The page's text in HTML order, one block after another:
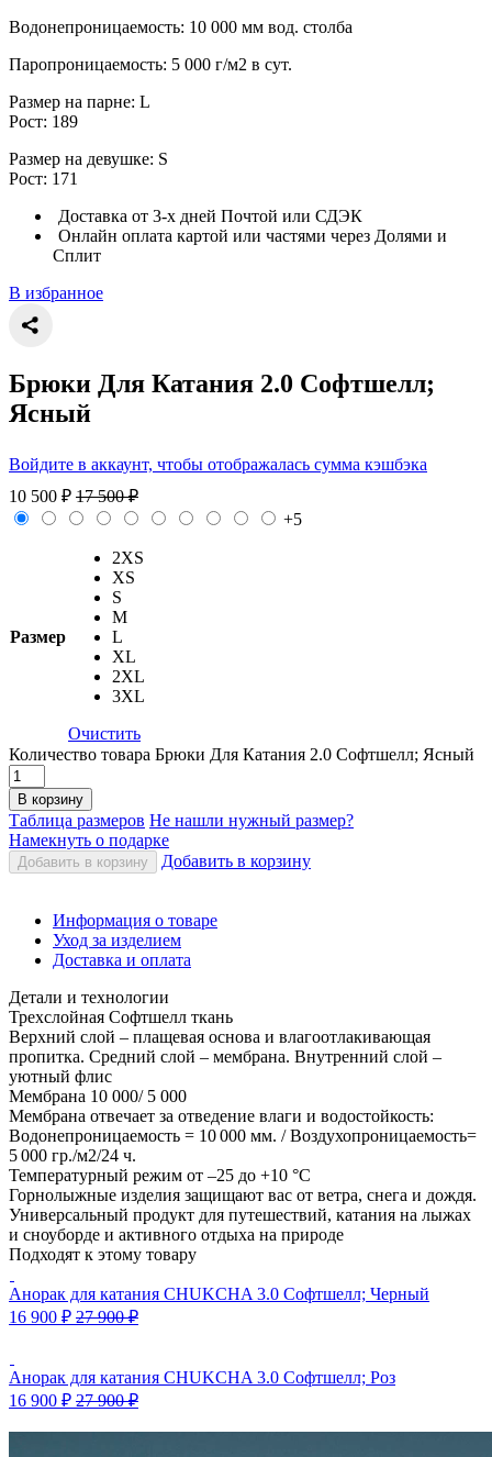
Водонепроницаемость: 10 000 мм вод. столба
Паропроницаемость: 5 000 г/м2 в сут.
Размер на парне: L
Рост: 189
Размер на девушке: S
Рост: 171
Доставка от 3-х дней Почтой или СДЭК
Онлайн оплата картой или частями через Долями и
Сплит
В избранное
Брюки Для Катания 2.0 Софтшелл;
Ясный
Войдите в аккаунт, чтобы отображалась сумма кэшбэка
10 500 ₽ 17 500₽
+5
Размер
2XS
XS
S
M
L
XL
2XL
3XL
Очистить
Количество товара Брюки Для Катания 2.0 Софтшелл; Ясный
В корзину
Таблица размеров Не нашли нужный размер?
Намекнуть о подарке
Добавить в корзину Добавить в корзину
Информация о товаре
Уход за изделием
Доставка и оплата
Детали и технологии
Трехслойная Софтшелл ткань
Верхний слой – плащевая основа и влагоотлакивающая
пропитка. Средний слой – мембрана. Внутренний слой –
уютный флис
Мембрана 10 000/ 5 000
Мембрана отвечает за отведение влаги и водостойкость:
Водонепроницаемость = 10 000 мм. / Воздухопроницаемость=
5 000 гр./м2/24 ч.
Температурный режим от –25 до +10 °C
Горнолыжные изделия защищают вас от ветра, снега и дождя.
Универсальный продукт для путешествий, катания на лыжах
и сноуборде и активного отдыха на природе
Подходят к этому товару
Анорак для катания CHUKCHA 3.0 Софтшелл; Черный
16 900 ₽ 27 900₽
Анорак для катания CHUKCHA 3.0 Софтшелл; Роз
16 900 ₽ 27 900₽